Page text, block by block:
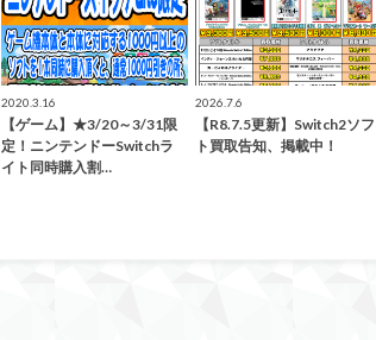
2020.3.16
【ゲーム】★3/20～3/31限
定！ニンテンドーSwitchラ
イト同時購入割…
2026.7.6
【R8.7.5更新】Switch2ソフ
ト買取告知、掲載中！